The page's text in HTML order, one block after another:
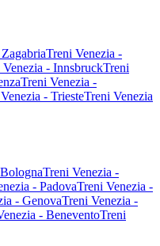
Treni Venezia -
Venezia - InnsbruckTreni
Treni Venezia -
- TriesteTreni Venezia
Treni Venezia -
- PadovaTreni Venezia -
- GenovaTreni Venezia -
- BeneventoTreni